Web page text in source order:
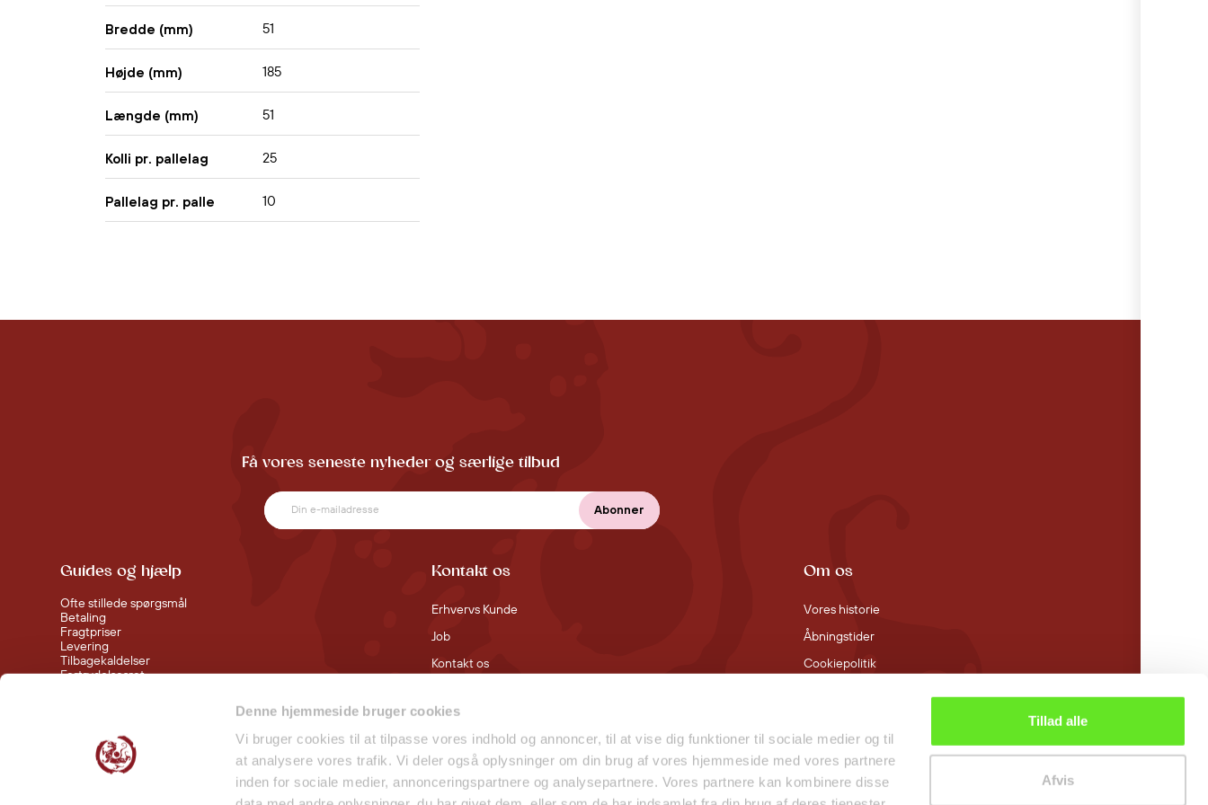
Denne hjemmeside bruger cookies
Vi bruger cookies til at tilpasse vores indhold og annoncer, til at vise dig funktioner til sociale medier og til
at analysere vores trafik. Vi deler også oplysninger om din brug af vores hjemmeside med vores partnere
inden for sociale medier, annonceringspartnere og analysepartnere. Vores partnere kan kombinere disse
Tillad alle
Afvis
Bredde (mm) 51
Højde (mm) 185
Længde (mm) 51
Kolli pr. pallelag 25
Pallelag pr. palle 10
Få vores seneste nyheder og særlige tilbud
Guides og hjælp
Ofte stillede spørgsmål
Betaling
Fragtpriser
Levering
Tilbagekaldelser
Fortrydelsesret
Kontakt os
Erhvervs Kunde
Job
Kontakt os
Om os
Vores historie
Åbningstider
Cookiepolitik
Smiley Rapport - Butikker